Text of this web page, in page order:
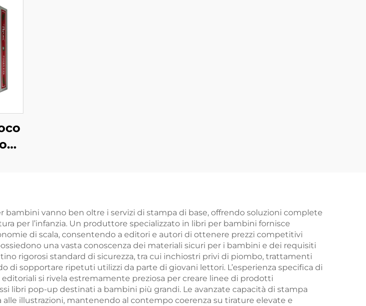
vanno ben oltre i servizi di stampa di base, offrendo soluzioni complete
per l’infanzia. Un produttore specializzato in libri per bambini fornisce
di scala, consentendo a editori e autori di ottenere prezzi competitivi
una vasta conoscenza dei materiali sicuri per i bambini e dei requisiti
rigorosi standard di sicurezza, tra cui inchiostri privi di piombo, trattamenti
di sopportare ripetuti utilizzi da parte di giovani lettori. L’esperienza specifica di
si rivela estremamente preziosa per creare linee di prodotti
libri pop-up destinati a bambini più grandi. Le avanzate capacità di stampa
illustrazioni, mantenendo al contempo coerenza su tirature elevate e